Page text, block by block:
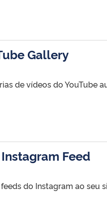
Gallery
de vídeos do YouTube
Feed
do Instagram ao seu